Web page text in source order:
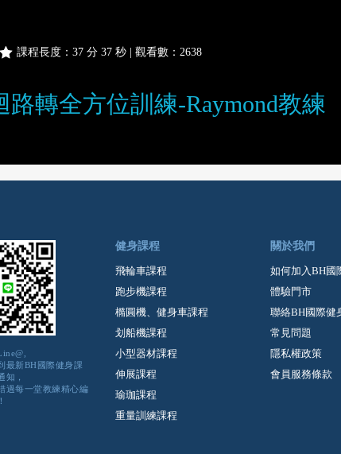
課程長度：37 分 37 秒 | 觀看數：2638
路轉全方位訓練-Raymond教練
最新BH國際健身課
知，
過每一堂教練精心編
健身課程
飛輪車課程
跑步機課程
橢圓機、健身車課程
划船機課程
小型器材課程
伸展課程
瑜珈課程
重量訓練課程
關於我們
如何加入BH國
體驗門市
聯絡BH國際健
常見問題
隱私權政策
會員服務條款